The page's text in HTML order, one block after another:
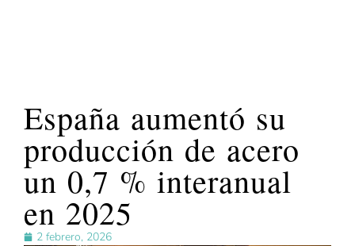
España aumentó su
producción de acero
un 0,7 % interanual
en 2025
2 febrero, 2026